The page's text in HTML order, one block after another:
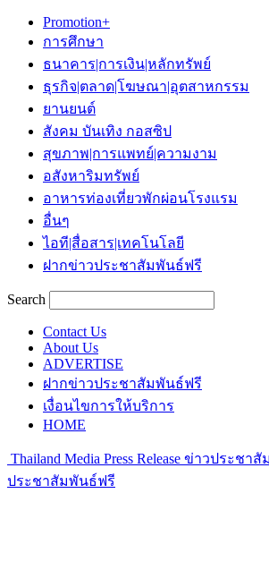
Promotion+
การศึกษา
ธนาคาร|การเงิน|หลักทรัพย์
ธุรกิจ|ตลาด|โฆษณา|อุตสาหกรรม
ยานยนต์
สังคม บันเทิง กอสซิป
สุขภาพ|การแพทย์|ความงาม
อสังหาริมทรัพย์
อาหารท่องเที่ยวพักผ่อนโรงแรม
อื่นๆ
ไอที|สื่อสาร|เทคโนโลยี
ฝากข่าวประชาสัมพันธ์ฟรี
Search
Contact Us
About Us
ADVERTISE
ฝากข่าวประชาสัมพันธ์ฟรี
เงื่อนไขการให้บริการ
HOME
Thailand Media Press Release ข่าวประช
ประชาสัมพันธ์ฟรี